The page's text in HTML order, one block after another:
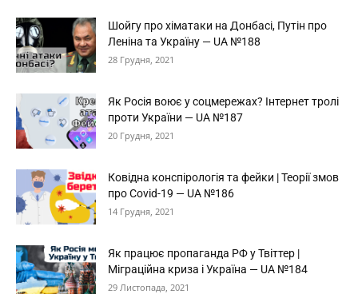
Шойгу про хіматаки на Донбасі, Путін про
Леніна та Україну — UA №188
28 Грудня, 2021
Як Росія воює у соцмережах? Інтернет тролі
проти України — UA №187
20 Грудня, 2021
Ковідна конспірологія та фейки | Теорії змов
про Covid-19 — UA №186
14 Грудня, 2021
Як працює пропаганда РФ у Твіттер |
Міграційна криза і Україна — UA №184
29 Листопада, 2021